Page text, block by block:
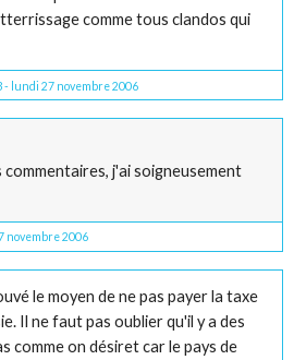
comme tous clandos qui
- lundi 27 novembre 2006
commentaires, j'ai soigneusement
novembre 2006
le moyen de ne pas payer la taxe
Il ne faut pas oublier qu'il y a des
comme on désiret car le pays de